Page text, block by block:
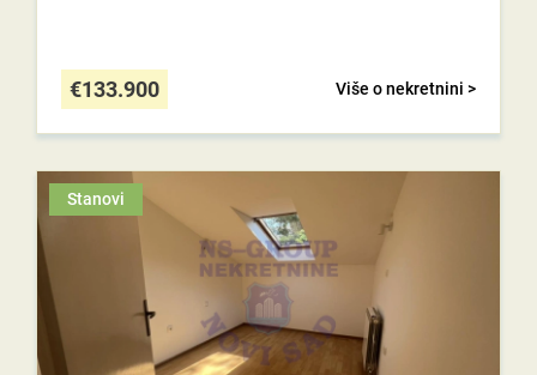
Više o nekretnini >
€133.900
Stanovi